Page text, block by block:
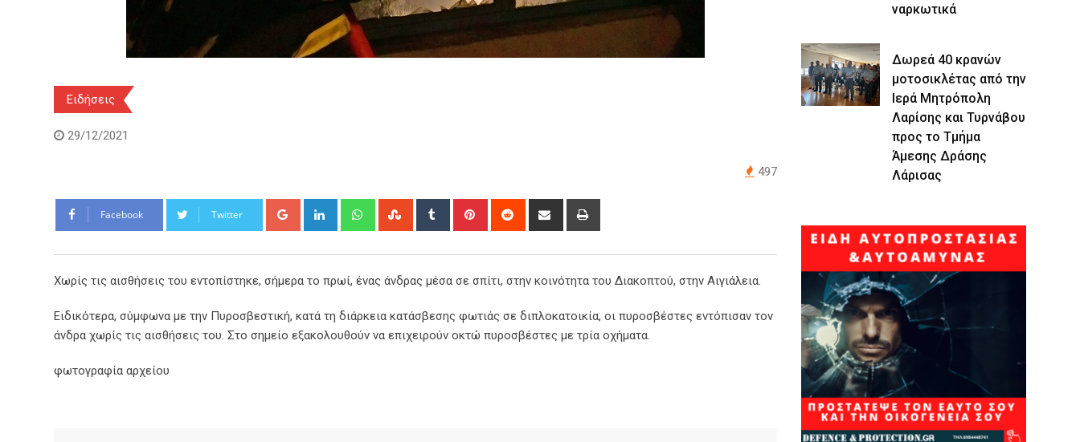
Ειδήσεις
29/12/2021
497
Facebook Twitter Google+ LinkedIn WhatsappStumbleUpon
Tumblr Pinterest Reddit
Share
Χωρίς τις αισθήσεις του εντοπίστηκε, σήμερα το πρωί, ένας άνδρας μέσα σε σπίτι, στην κοινότητα του Διακοπτού, στην Αιγιάλεια.
Ειδικότερα, σύμφωνα με την Πυροσβεστική, κατά τη διάρκεια κατάσβεσης φωτιάς σε διπλοκατοικία, οι πυροσβέστες εντόπισαν τον
άνδρα χωρίς τις αισθήσεις του. Στο σημείο εξακολουθούν να επιχειρούν οκτώ πυροσβέστες με τρία οχήματα.
φωτογραφία αρχείου
ναρκωτικά
Δωρεά 40 κρανών
μοτοσικλέτας από την
Ιερά Μητρόπολη
Λαρίσης και Τυρνάβου
προς το Τμήμα
Άμεσης Δράσης
Λάρισας